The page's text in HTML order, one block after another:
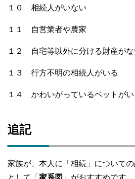
１０ 相続人がいない
１１ 自営業者や農家
１２ 自宅等以外に分ける財産がな
１３ 行方不明の相続人がいる
１４ かわいがっているペットがい
追記
家族が、本人に「相続」について
として「 家系図 」がおすすめです。